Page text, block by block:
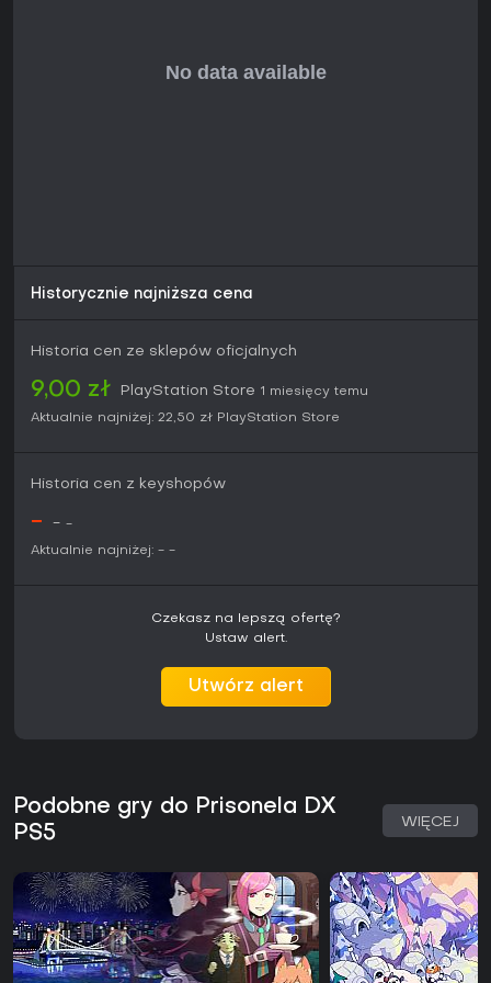
Historycznie najniższa cena
Historia cen ze sklepów oficjalnych
9,00 zł PlayStation Store 1 miesięcy temu
Aktualnie najniżej: 22,50 zł PlayStation Store
Historia cen z keyshopów
- - -
Aktualnie najniżej: - -
Czekasz na lepszą ofertę?
Ustaw alert.
Utwórz alert
Podobne gry do Prisonela DX
PS5
WIĘCEJ